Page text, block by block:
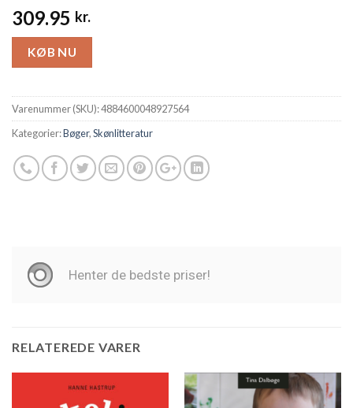
309.95 kr.
KØB NU
Varenummer (SKU):4884600048927564
Kategorier:Bøger,Skønlitteratur
RELATEREDE VARER